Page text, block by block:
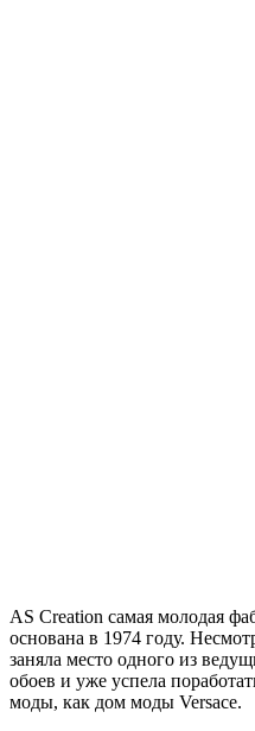
AS Creation самая молодая
основана в 1974 году.
заняла место одного из
обоев и уже успела
моды, как дом моды Versace.